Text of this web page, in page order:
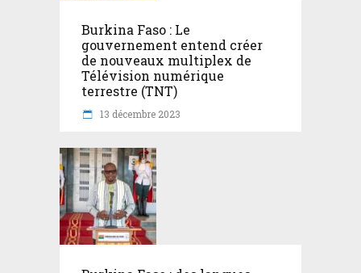
Burkina Faso : Le
gouvernement entend créer
de nouveaux multiplex de
Télévision numérique
terrestre (TNT)
13 décembre 2023